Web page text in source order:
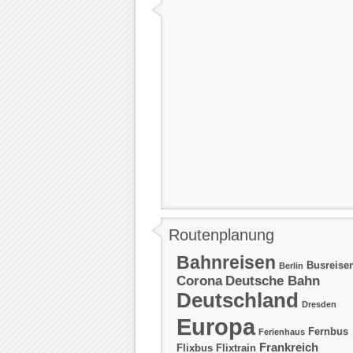
Routenplanung
Bahnreisen Berlin
Corona Deutsche Bahn
Deutschland Dresden
Europa Ferienhaus Fernbus
Flixbus Flixtrain Frankreich